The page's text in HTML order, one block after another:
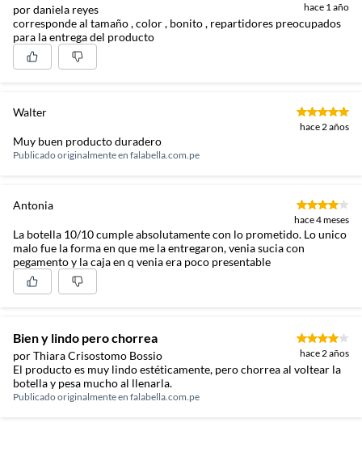
por daniela reyes hace 1 año
corresponde al tamaño , color , bonito , repartidores preocupados
para la entrega del producto
Walter
hace 2 años
Muy buen producto duradero
Publicado originalmente en falabella.com.pe
Antonia
hace 4 meses
La botella 10/10 cumple absolutamente con lo prometido. Lo unico
malo fue la forma en que me la entregaron, venia sucia con
pegamento y la caja en q venia era poco presentable
Bien y lindo pero chorrea
por Thiara Crisostomo Bossio hace 2 años
El producto es muy lindo estéticamente, pero chorrea al voltear la
botella y pesa mucho al llenarla.
Publicado originalmente en falabella.com.pe